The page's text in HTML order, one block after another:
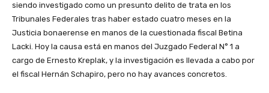
siendo investigado como un presunto delito de trata en los
Tribunales Federales tras haber estado cuatro meses en la
Justicia bonaerense en manos de la cuestionada fiscal Betina
Lacki. Hoy la causa está en manos del Juzgado Federal N° 1 a
cargo de Ernesto Kreplak, y la investigación es llevada a cabo por
el fiscal Hernán Schapiro, pero no hay avances concretos.